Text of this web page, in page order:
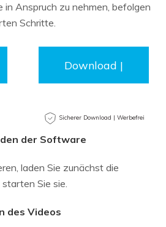
Anspruch zu nehmen, befolgen
Schritte.
Download |
Sicherer Download | Werbefrei
der Software
laden Sie zunächst die
Sie sie.
des Videos